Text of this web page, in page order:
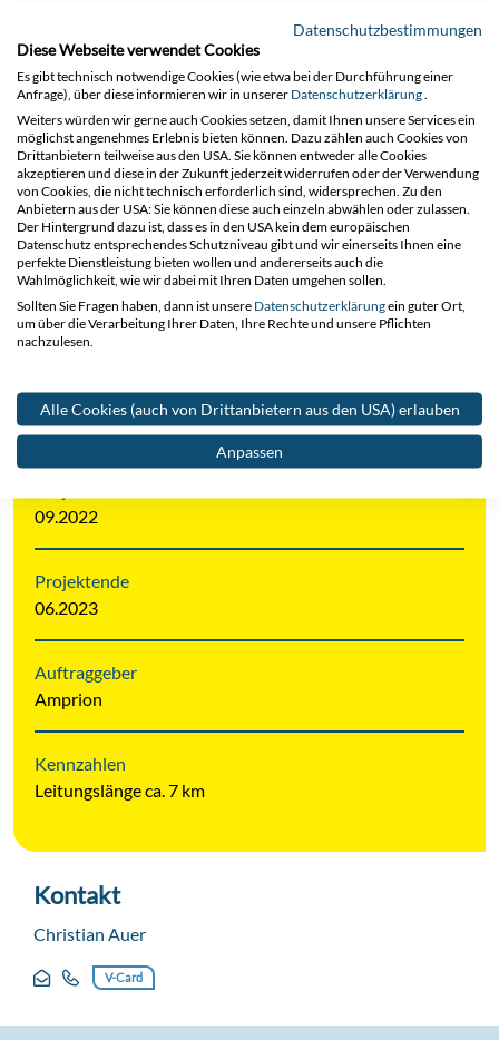
Gemeinsam mit dem Auftraggeber wurden alle
leitungstechnischen Herausforderungen bereits in der
Planungsphase ausführlich erarbeitet und ein Konzept
entwickelt, das den hohen Anforderungen des Auftraggebers
gerecht wird.
Uns ist es abermals gelungen, einen Kunden von der Qualität
und dem technischen Know-how EUROPTENs zu
überzeugen.
Projektkennzahlen
Projektbereich
Freileitung Österreich
09.2022
Projektende
06.2023
Auftraggeber
Amprion
Kennzahlen
Leitungslänge ca. 7 km
Kontakt
Christian Auer
V-Card
Datenschutzbestimmungen
Diese Webseite verwendet Cookies
Es gibt technisch notwendige Cookies (wie etwa bei der Durchführung einer
Anfrage), über diese informieren wir in unserer Datenschutzerklärung
Weiters würden wir gerne auch Cookies setzen, damit Ihnen unsere Services ein
möglichst angenehmes Erlebnis bieten können. Dazu zählen auch Cookies von
Drittanbietern teilweise aus den USA. Sie können entweder alle Cookies
akzeptieren und diese in der Zukunft jederzeit widerrufen oder der Verwendung
von Cookies, die nicht technisch erforderlich sind, widersprechen. Zu den
Anbietern aus der USA: Sie können diese auch einzeln abwählen oder zulassen.
Der Hintergrund dazu ist, dass es in den USA kein dem europäischen
Datenschutz entsprechendes Schutzniveau gibt und wir einerseits Ihnen eine
perfekte Dienstleistung bieten wollen und andererseits auch die
Wahlmöglichkeit, wie wir dabei mit Ihren Daten umgehen sollen.
Sollten Sie Fragen haben, dann ist unsere Datenschutzerklärungein guter Ort,
um über die Verarbeitung Ihrer Daten, Ihre Rechte und unsere Pflichten
nachzulesen.
Alle Cookies (auch von Drittanbietern aus den USA) erlauben
Anpassen